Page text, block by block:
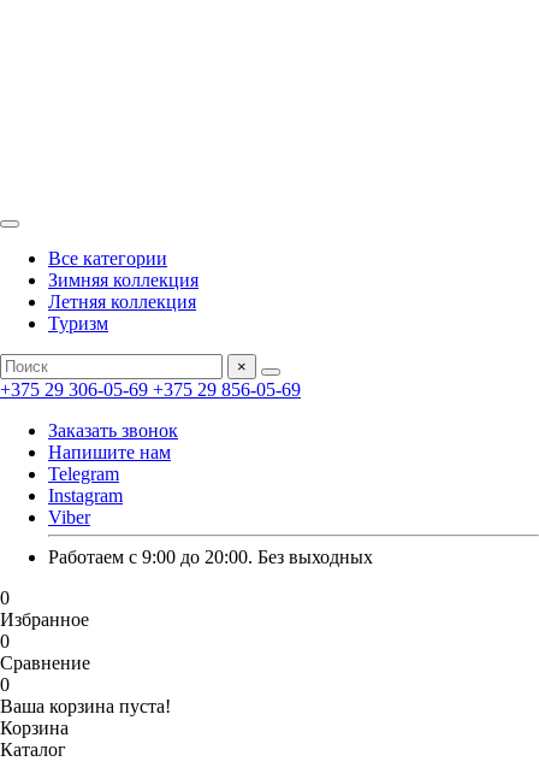
Все категории
Зимняя коллекция
Летняя коллекция
Туризм
×
+375 29 306-05-69 +375 29 856-05-69
Заказать звонок
Напишите нам
Telegram
Instagram
Viber
Работаем с 9:00 до 20:00. Без выходных
0
Избранное
0
Сравнение
0
Ваша корзина пуста!
Корзина
Каталог